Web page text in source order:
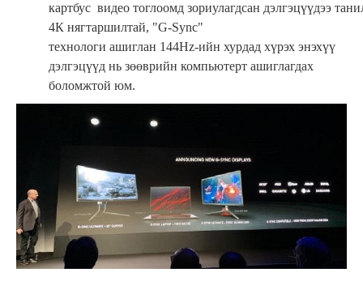
картбус видео тоглоомд зориулагдсан дэлгэцүүдээ
4К нягтаршилтай, "G-Sync"
технологи ашиглан 144Hz-ийн хурдад хүрэх энэхүү
дэлгэцүүд нь зөөврийн компьютерт ашиглагдах
боломжтой юм.